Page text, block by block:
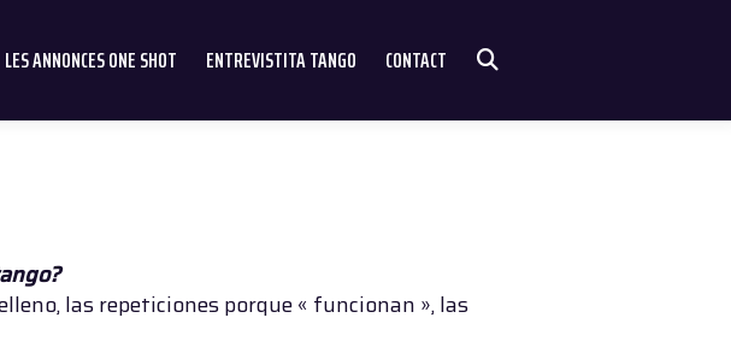
LES ANNONCES ONE SHOT ENTREVISTITA TANGO CONTACT
las repeticiones porque « funcionan », las